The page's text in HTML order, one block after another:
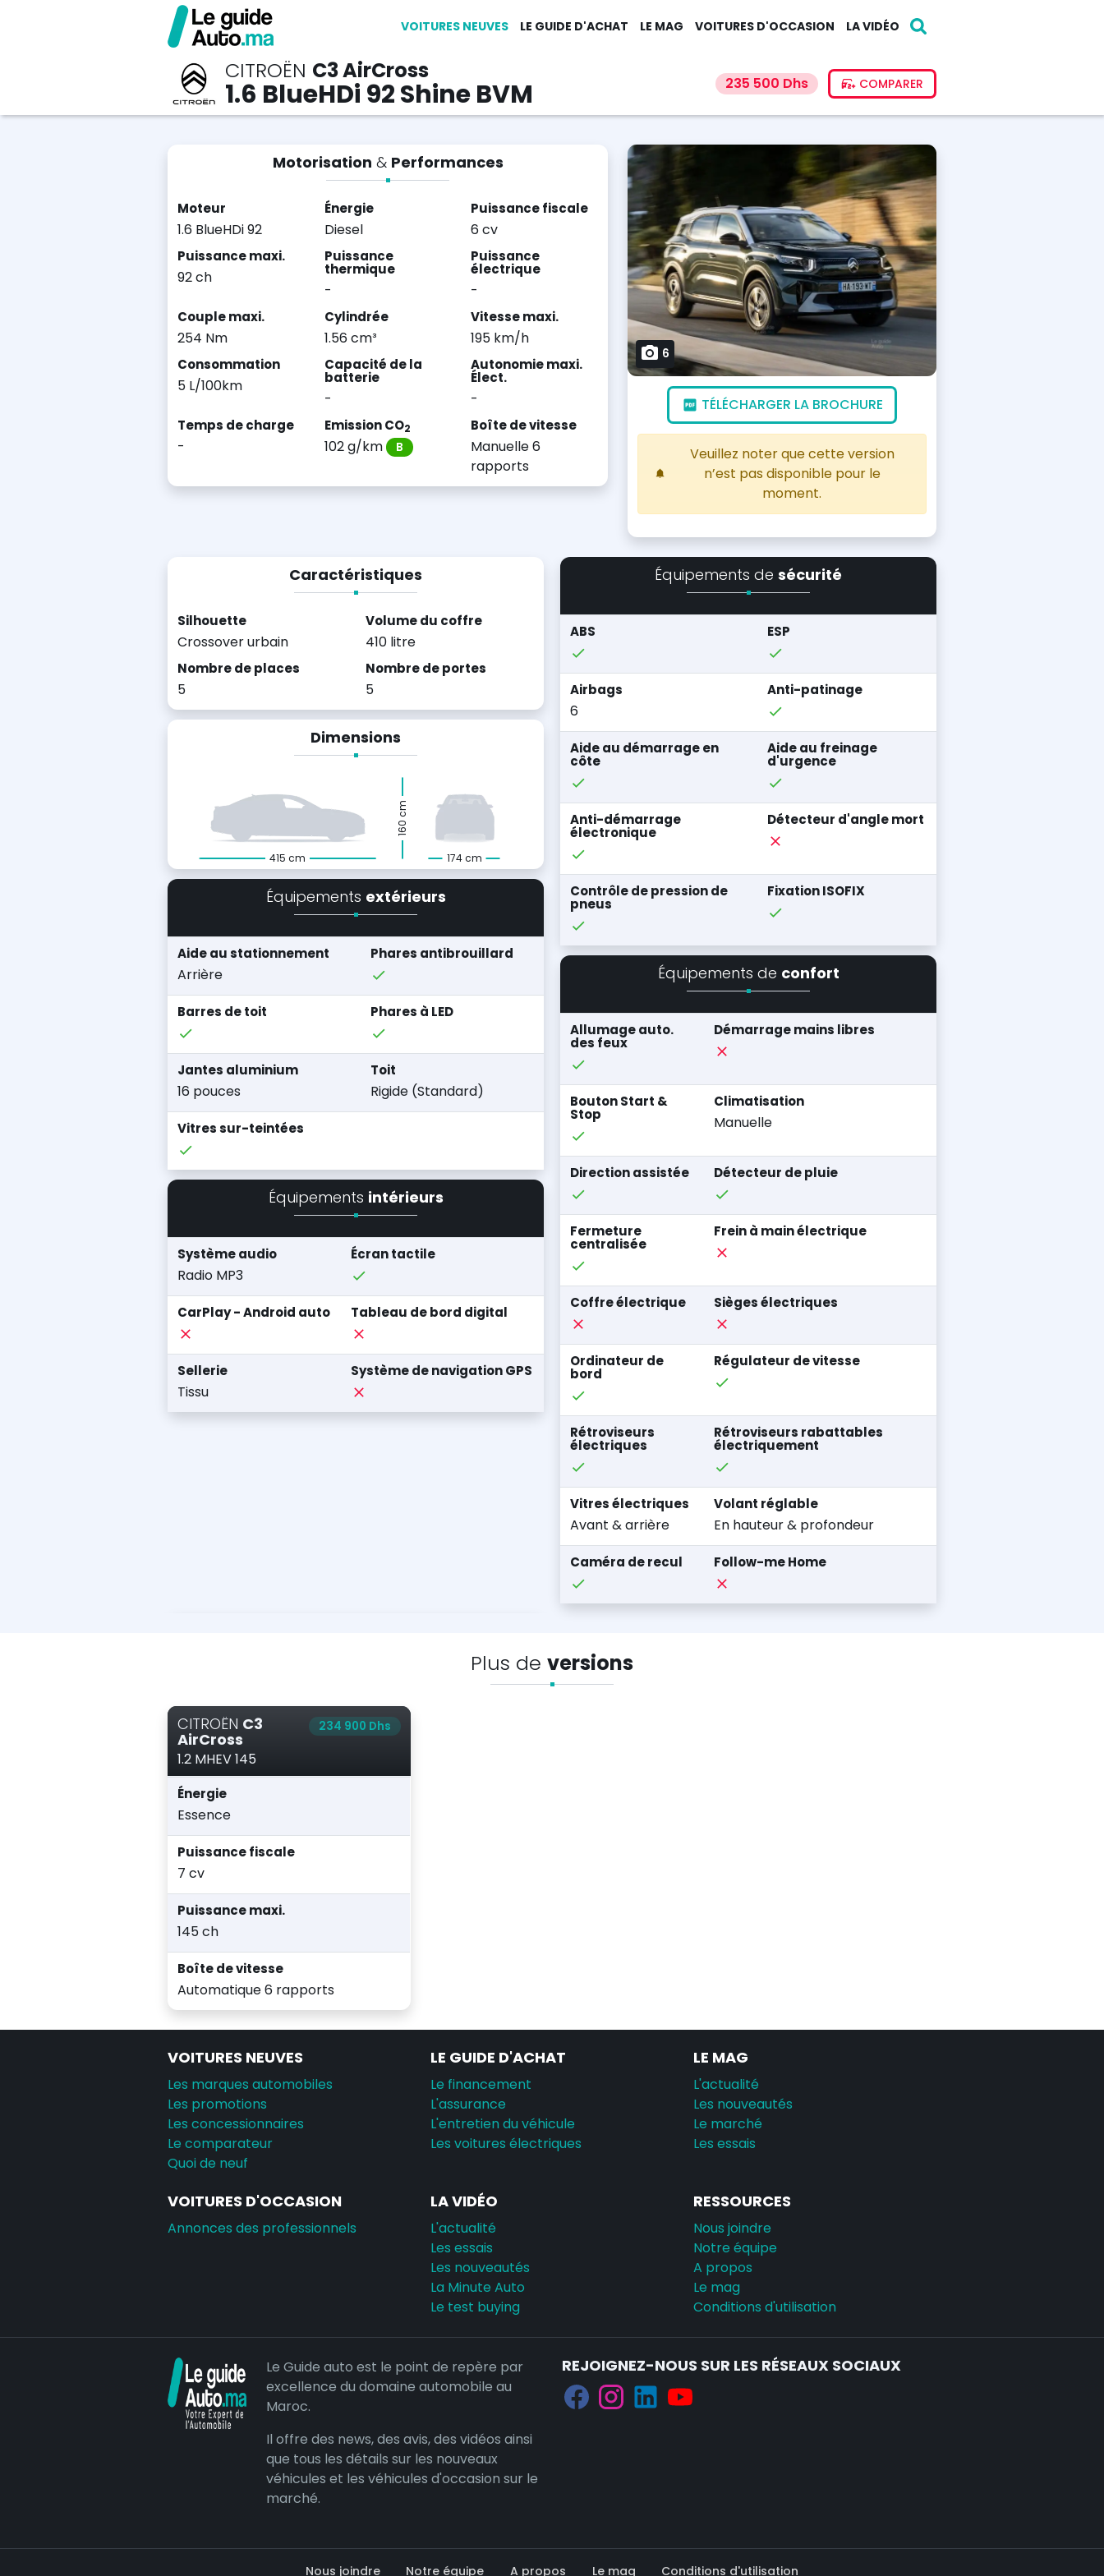
VOITURES NEUVES LE GUIDE D'ACHAT LE MAG VOITURES D'OCCASION LA VIDÉO
CITROËN C3 AirCross
1.6 BlueHDi 92 Shine BVM 235 500 Dhs COMPARER
Motorisation & Performances
Moteur
1.6 BlueHDi 92
Énergie
Diesel
Puissance fiscale
6 cv
Puissance maxi.
92 ch
Puissance
thermique
-
Puissance
électrique
-
Couple maxi.
254 Nm
Cylindrée
1.56 cm³
Vitesse maxi.
195 km/h
Consommation
5 L/100km
Capacité de la
batterie
-
Autonomie maxi.
Élect.
-
Temps de charge
-
Emission CO2
102 g/km B
Boîte de vitesse
Manuelle 6
rapports
6
TÉLÉCHARGER LA BROCHURE
Veuillez noter que cette version
n’est pas disponible pour le
moment.
Caractéristiques
Silhouette
Crossover urbain
Volume du coffre
410 litre
Nombre de places
5
Nombre de portes
5
Dimensions
415 cm 174 cm
160 cm
Équipements extérieurs
Aide au stationnement
Arrière
Phares antibrouillard
Barres de toit Phares à LED
Jantes aluminium
16 pouces
Toit
Rigide (Standard)
Vitres sur-teintées
Équipements intérieurs
Système audio
Radio MP3
Écran tactile
CarPlay - Android auto Tableau de bord digital
Sellerie
Tissu
Système de navigation GPS
Équipements de sécurité
ABS ESP
Airbags
6
Anti-patinage
Aide au démarrage en
côte
Aide au freinage
d'urgence
Anti-démarrage
électronique
Détecteur d'angle mort
Contrôle de pression de
pneus
Fixation ISOFIX
Équipements de confort
Allumage auto.
des feux
Démarrage mains libres
Bouton Start &
Stop
Climatisation
Manuelle
Direction assistée Détecteur de pluie
Fermeture
centralisée
Frein à main électrique
Coffre électrique Sièges électriques
Ordinateur de
bord
Régulateur de vitesse
Rétroviseurs
électriques
Rétroviseurs rabattables
électriquement
Vitres électriques
Avant & arrière
Volant réglable
En hauteur & profondeur
Caméra de recul Follow-me Home
Plus de versions
CITROËN C3
AirCross
1.2 MHEV 145
234 900 Dhs
Énergie
Essence
Puissance fiscale
7 cv
Puissance maxi.
145 ch
Boîte de vitesse
Automatique 6 rapports
VOITURES NEUVES
Les marques automobiles
Les promotions
Les concessionnaires
Le comparateur
Quoi de neuf
LE GUIDE D'ACHAT
Le financement
L'assurance
L'entretien du véhicule
Les voitures électriques
LE MAG
L'actualité
Les nouveautés
Le marché
Les essais
VOITURES D'OCCASION
Annonces des professionnels
LA VIDÉO
L'actualité
Les essais
Les nouveautés
La Minute Auto
Le test buying
RESSOURCES
Nous joindre
Notre équipe
A propos
Le mag
Conditions d'utilisation
Le Guide auto est le point de repère par
excellence du domaine automobile au
Maroc.
Il offre des news, des avis, des vidéos ainsi
que tous les détails sur les nouveaux
véhicules et les véhicules d'occasion sur le
marché.
REJOIGNEZ-NOUS SUR LES RÉSEAUX SOCIAUX
Nous joindre Notre équipe A propos Le mag Conditions d'utilisation